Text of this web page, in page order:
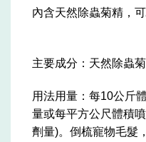
內含天然除蟲菊精，
主要成分：天然除蟲菊
用法用量：每10公斤
量或每平方公尺體積
劑量)。倒梳寵物毛髮